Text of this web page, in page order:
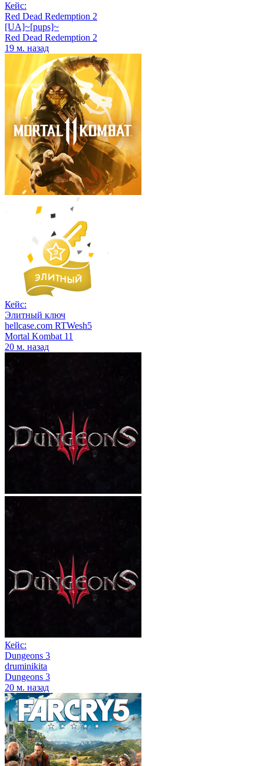
Кейс:
Red Dead Redemption 2
[UA]~[pups]~
Red Dead Redemption 2
19 м. назад
Кейс:
Элитный ключ
hellcase.com RTWesh5
Mortal Kombat 11
20 м. назад
Кейс:
Dungeons 3
druminikita
Dungeons 3
20 м. назад